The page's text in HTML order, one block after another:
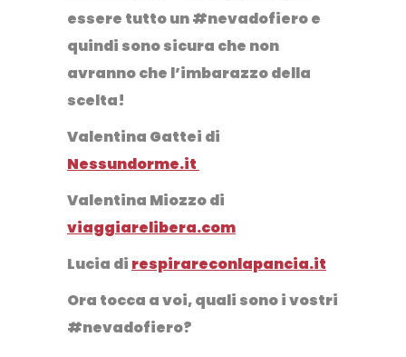
essere tutto un #nevadofiero e
quindi sono sicura che non
avranno che l’imbarazzo della
scelta!
Valentina Gattei di
Nessundorme.it
Valentina Miozzo di
viaggiarelibera.com
Lucia di respirareconlapancia.it
Ora tocca a voi, quali sono i vostri
#nevadofiero?